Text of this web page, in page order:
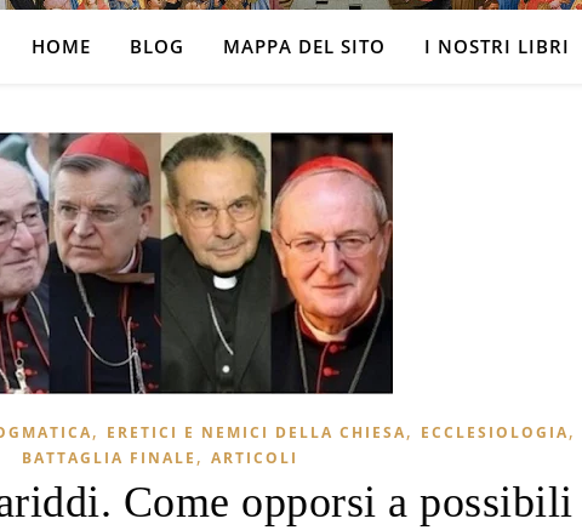
HOME BLOG MAPPA DEL SITO I NOSTRI LIBRI
, ERETICI E NEMICI DELLA CHIESA, ECCLESIOLOGIA,
BATTAGLIA FINALE , ARTICOLI
Come opporsi a possibili